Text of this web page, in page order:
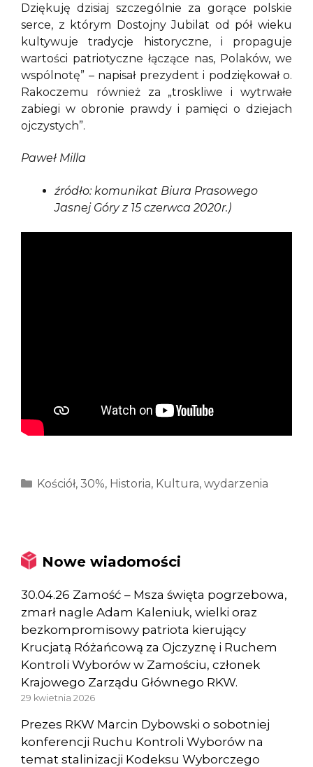
Dziękuję dzisiaj szczególnie za gorące polskie
serce, z którym Dostojny Jubilat od pół wieku
kultywuje tradycje historyczne, i propaguje
wartości patriotyczne łączące nas, Polaków, we
wspólnotę” – napisał prezydent i podziękował o.
Rakoczemu również za „troskliwe i wytrwałe
zabiegi w obronie prawdy i pamięci o dziejach
ojczystych”.
Paweł Milla
źródło: komunikat Biura Prasowego
Jasnej Góry z 15 czerwca 2020r.)
Kategorie
Kościół, 30%, Historia, Kultura, wydarzenia
Nowe wiadomości
30.04.26 Zamość – Msza święta pogrzebowa,
zmarł nagle Adam Kaleniuk, wielki oraz
bezkompromisowy patriota kierujący
Krucjatą Różańcową za Ojczyznę i Ruchem
Kontroli Wyborów w Zamościu, członek
Krajowego Zarządu Głównego RKW.
29 kwietnia 2026
Prezes RKW Marcin Dybowski o sobotniej
konferencji Ruchu Kontroli Wyborów na
temat stalinizacji Kodeksu Wyborczego